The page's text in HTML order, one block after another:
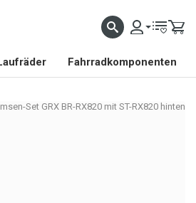
Fahrradkomponenten
Set GRX BR-RX820 mit ST-RX820 hinten